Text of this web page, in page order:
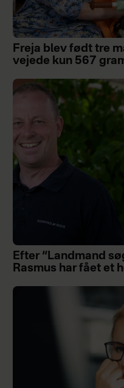
Freja blev født tre
vejede kun 567
Efter “Landmand
Rasmus har fået et